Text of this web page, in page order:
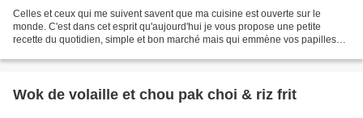
Celles et ceux qui me suivent savent que ma cuisine est ouverte sur le
monde. C'est dans cet esprit qu'aujourd'hui je vous propose une petite
recette du quotidien, simple et bon marché mais qui emmène vos papilles
Wok de volaille et chou pak choi & riz frit